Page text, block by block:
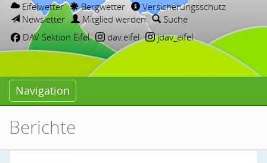
Eifelwetter Bergwetter
Versicherungsschutz
Newsletter
Mitglied werden
Suche
DAV Sektion Eifel
dav.eifel jdav_eifel
Navigation
Berichte